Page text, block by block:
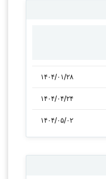
۱۴۰۴/۰۱/۲۸
۱۴۰۴/۰۴/۲۴
۱۴۰۴/۰۵/۰۲